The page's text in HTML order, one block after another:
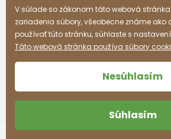
V súlade so zákonom táto webová
zariadenia súbory, všeobecne známe ako
používať túto stránku, súhlaste s
Táto webová stránka používa súbory
Nesúhlasím
Súhlasím